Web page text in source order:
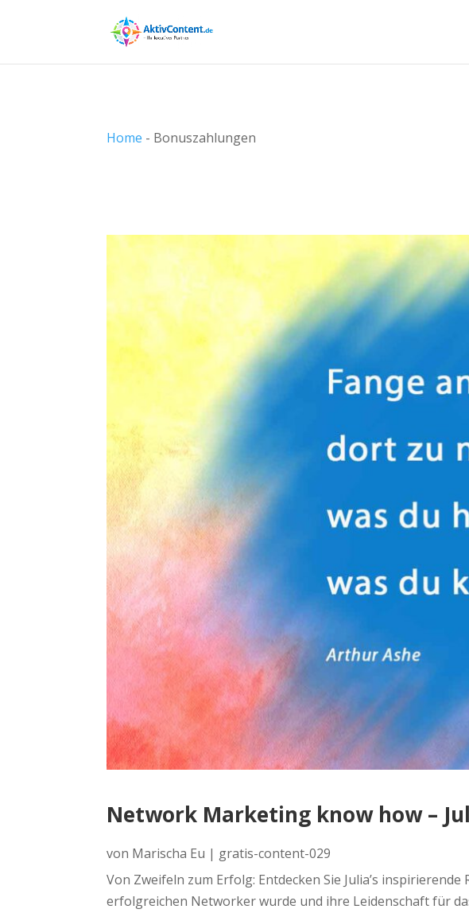
Home - Bonuszahlungen
Network Marketing know how –
von Marischa Eu | gratis-content-029
Von Zweifeln zum Erfolg: Entdecken Sie Julia’s
erfolgreichen Networker wurde und ihre Leidenschaft für